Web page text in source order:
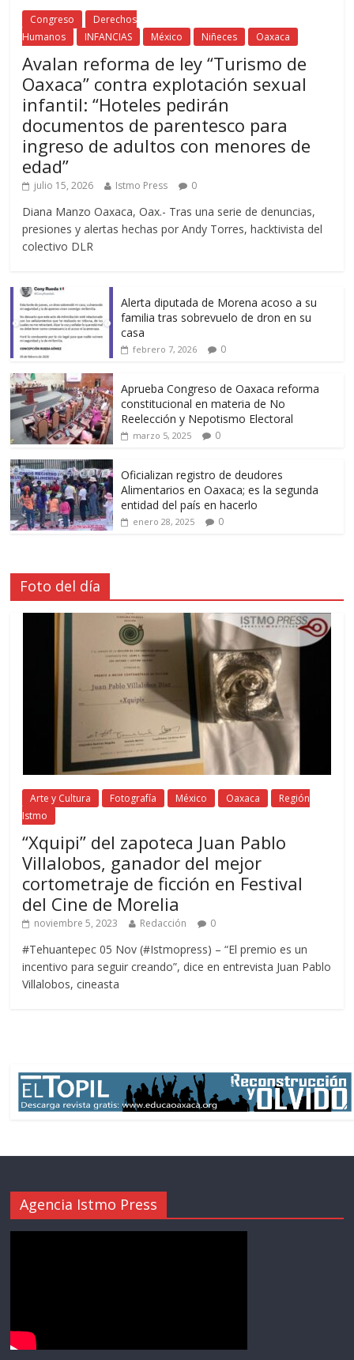
Congreso
Derechos
Humanos
INFANCIAS México Niñeces Oaxaca
Avalan reforma de ley “Turismo de
Oaxaca” contra explotación sexual
infantil: “Hoteles pedirán
documentos de parentesco para
ingreso de adultos con menores de
edad”
julio 15, 2026 Istmo Press 0
Diana Manzo Oaxaca, Oax.- Tras una serie de denuncias,
presiones y alertas hechas por Andy Torres, hacktivista del
colectivo DLR
Alerta diputada de Morena acoso a su
familia tras sobrevuelo de dron en su
casa
febrero 7, 2026 0
Aprueba Congreso de Oaxaca reforma
constitucional en materia de No
Reelección y Nepotismo Electoral
marzo 5, 2025 0
Oficializan registro de deudores
Alimentarios en Oaxaca; es la segunda
entidad del país en hacerlo
enero 28, 2025 0
Foto del día
Arte y Cultura Fotografía México Oaxaca
Región
Istmo
“Xquipi” del zapoteca Juan Pablo
Villalobos, ganador del mejor
cortometraje de ficción en Festival
del Cine de Morelia
noviembre 5, 2023 Redacción 0
#Tehuantepec 05 Nov (#Istmopress) – “El premio es un
incentivo para seguir creando”, dice en entrevista Juan Pablo
Villalobos, cineasta
Agencia Istmo Press